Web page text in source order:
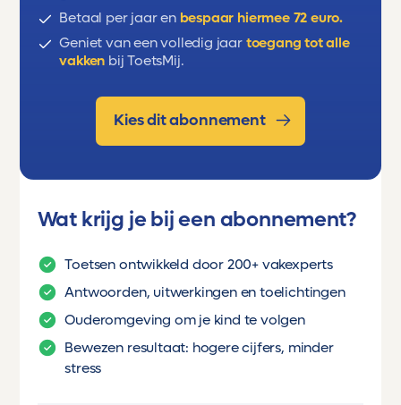
Betaal per jaar en bespaar hiermee 72 euro.
Geniet van een volledig jaar toegang tot alle
vakken bij ToetsMij.
Kies dit abonnement
Wat krijg je bij een abonnement?
Toetsen ontwikkeld door 200+ vakexperts
Antwoorden, uitwerkingen en toelichtingen
Ouderomgeving om je kind te volgen
Bewezen resultaat: hogere cijfers, minder
stress